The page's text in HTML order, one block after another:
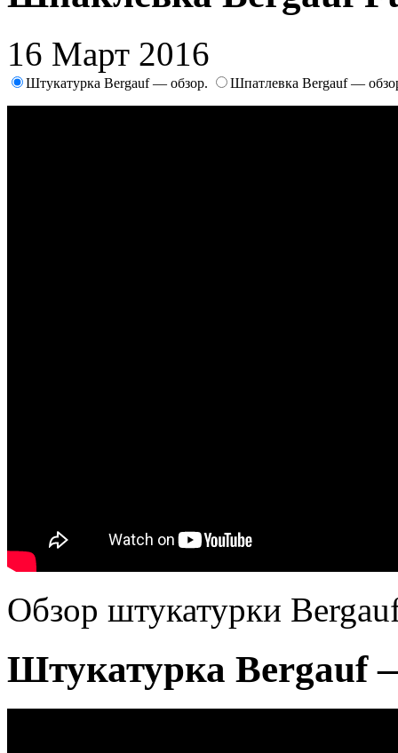
16 Март 2016
Штукатурка Bergauf — обзор. Шпатлевка Bergauf —
Обзор штукатурки
Штукатурка Bergauf